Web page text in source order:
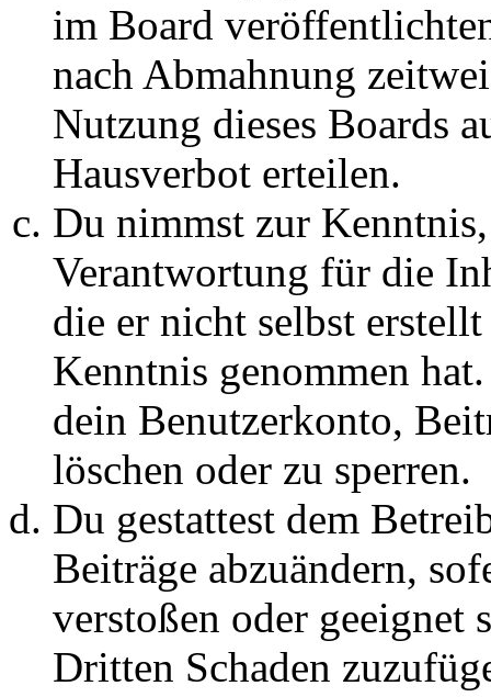
im Board
nach Abmahnung
Nutzung dieses Boards
Hausverbot erteilen.
Du nimmst zur
Verantwortung für die
die er nicht selbst
Kenntnis genommen
dein Benutzerkonto,
löschen oder zu sperren.
Du gestattest dem
Beiträge abzuändern,
verstoßen oder geeignet
Dritten Schaden